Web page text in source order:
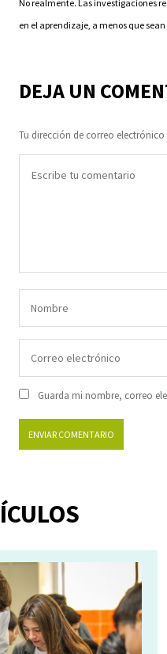
No realmente. Las investigaciones
en el aprendizaje, a menos que
DEJA UN
Tu dirección de correo
Guarda mi nombre, correo